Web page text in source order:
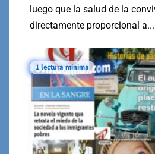
luego que la salud de la
directamente proporcional a...
1 lectura mínima